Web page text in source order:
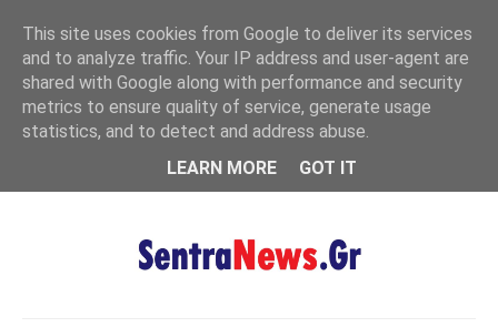
MENU
This site uses cookies from Google to deliver its services
and to analyze traffic. Your IP address and user-agent are
shared with Google along with performance and security
metrics to ensure quality of service, generate usage
statistics, and to detect and address abuse.
LEARN MORE
GOT IT